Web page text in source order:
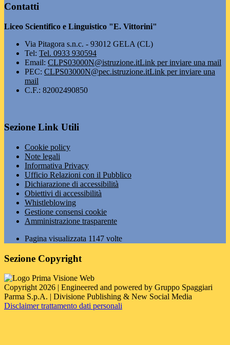
Contatti
Liceo Scientifico e Linguistico "E. Vittorini"
Via Pitagora s.n.c. - 93012 GELA (CL)
Tel: Tel. 0933 930594
Email: CLPS03000N@istruzione.itLink per inviare una mail
PEC: CLPS03000N@pec.istruzione.itLink per inviare una
mail
C.F.: 82002490850
Sezione Link Utili
Cookie policy
Note legali
Informativa Privacy
Ufficio Relazioni con il Pubblico
Dichiarazione di accessibilità
Obiettivi di accessibilità
Whistleblowing
Gestione consensi cookie
Amministrazione trasparente
Pagina visualizzata 1147 volte
Sezione Copyright
Copyright 2026 | Engineered and powered by Gruppo Spaggiari
Parma S.p.A. | Divisione Publishing & New Social Media
Disclaimer trattamento dati personali